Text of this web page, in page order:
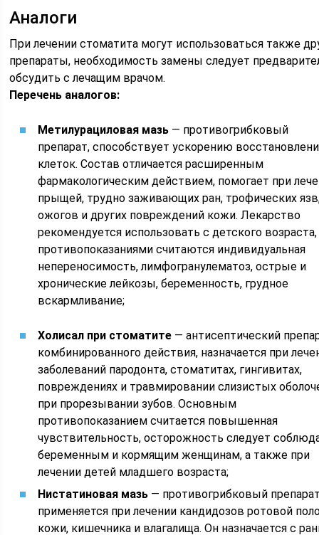
Аналоги
При лечении стоматита могут использоваться также
препараты, необходимость замены следует
обсудить с лечащим врачом.
Перечень аналогов:
Метилурациловая мазь — противогрибковый
препарат, способствует ускорению
клеток. Состав отличается расширенным
фармакологическим действием, помогает при
прыщей, трудно заживающих ран, трофических
ожогов и других повреждений кожи. Лекарство
рекомендуется использовать с детского возраста,
противопоказаниями считаются индивидуальная
непереносимость, лимфогранулематоз, острые и
хронические лейкозы, беременность, грудное
вскармливание;
Холисал при стоматите — антисептический
комбинированного действия, назначается при
заболеваний пародонта, стоматитах, гингивитах,
повреждениях и травмировании слизистых
при прорезывании зубов. Основным
противопоказанием считается повышенная
чувствительность, осторожность следует
беременным и кормящим женщинам, а также при
лечении детей младшего возраста;
Нистатиновая мазь — противогрибковый
применяется при лечении кандидозов ротовой
кожи, кишечника и влагалища. Он назначается с